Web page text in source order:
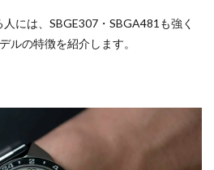
には、SBGE307・SBGA481も強く
ルの特徴を紹介します。